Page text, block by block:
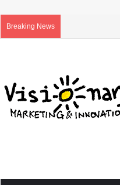
Breaking News